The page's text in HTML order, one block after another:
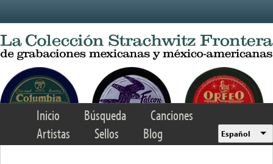
Inicio Búsqueda
Canciones
Artistas
Sellos Blog Español